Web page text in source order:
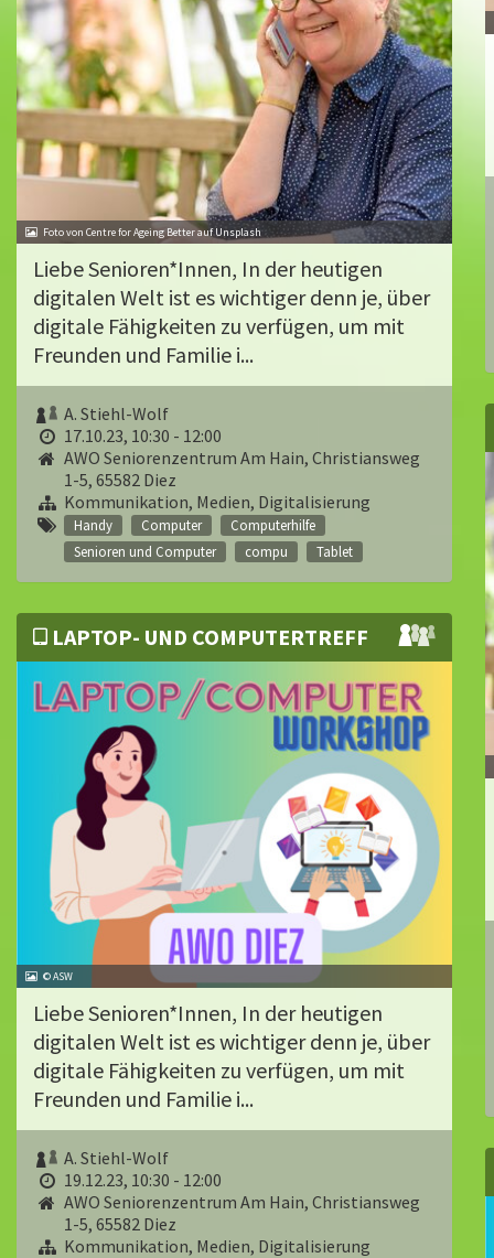
Foto von Centre for Ageing Better auf Unsplash
Liebe Senioren*Innen, In der heutigen
digitalen Welt ist es wichtiger denn je, über
digitale Fähigkeiten zu verfügen, um mit
Freunden und Familie i...
A. Stiehl-Wolf
17.10.23, 10:30 - 12:00
AWO Seniorenzentrum Am Hain, Christiansweg
1-5, 65582 Diez
Kommunikation, Medien, Digitalisierung
Handy Computer
Computerhilfe
Senioren und Computer
compu Tablet
LAPTOP- UND COMPUTERTREFF
© ASW
Liebe Senioren*Innen, In der heutigen
digitalen Welt ist es wichtiger denn je, über
digitale Fähigkeiten zu verfügen, um mit
Freunden und Familie i...
A. Stiehl-Wolf
19.12.23, 10:30 - 12:00
AWO Seniorenzentrum Am Hain, Christiansweg
1-5, 65582 Diez
Kommunikation, Medien, Digitalisierung